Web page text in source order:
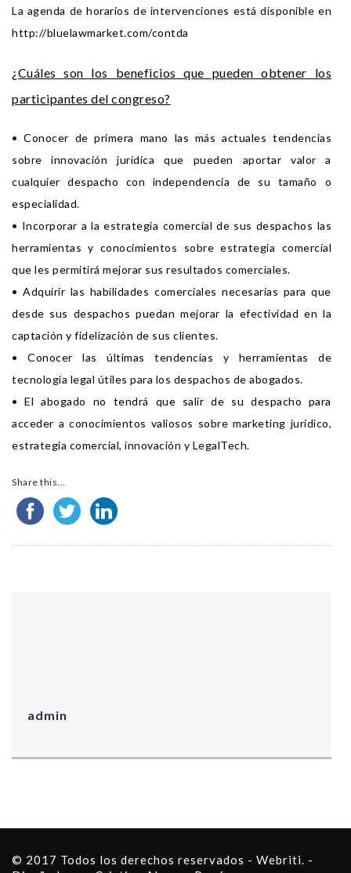
La agenda de horarios de intervenciones está disponible en
http://bluelawmarket.com/contda
¿Cuáles son los beneficios que pueden obtener los
participantes del congreso?
• Conocer de primera mano las más actuales tendencias
sobre innovación jurídica que pueden aportar valor a
cualquier despacho con independencia de su tamaño o
especialidad.
• Incorporar a la estrategia comercial de sus despachos las
herramientas y conocimientos sobre estrategia comercial
que les permitirá mejorar sus resultados comerciales.
• Adquirir las habilidades comerciales necesarias para que
desde sus despachos puedan mejorar la efectividad en la
captación y fidelización de sus clientes.
• Conocer las últimas tendencias y herramientas de
tecnología legal útiles para los despachos de abogados.
• El abogado no tendrá que salir de su despacho para
acceder a conocimientos valiosos sobre marketing jurídico,
estrategia comercial, innovación y LegalTech.
Share this...
admin
© 2017 Todos los derechos reservados - Webriti. -